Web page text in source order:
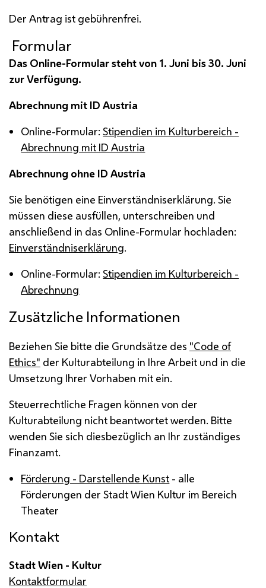
Der Antrag ist gebührenfrei.
Formular
Das Online-Formular steht von 1. Juni bis 30. Juni
zur Verfügung.
Abrechnung mit ID Austria
Online-Formular:Stipendien im Kulturbereich -
Abrechnung mit ID Austria
Abrechnung ohne ID Austria
Sie benötigen eine Einverständniserklärung. Sie
müssen diese ausfüllen, unterschreiben und
anschließend in das Online-Formular hochladen:
Einverständniserklärung.
Online-Formular:Stipendien im Kulturbereich -
Abrechnung
Zusätzliche Informationen
Beziehen Sie bitte die Grundsätze des "Code of
Ethics" der Kulturabteilung in Ihre Arbeit und in die
Umsetzung Ihrer Vorhaben mit ein.
Steuerrechtliche Fragen können von der
Kulturabteilung nicht beantwortet werden. Bitte
wenden Sie sich diesbezüglich an Ihr zuständiges
Finanzamt.
Förderung - Darstellende Kunst - alle
Förderungen der Stadt Wien Kultur im Bereich
Theater
Kontakt
Stadt Wien - Kultur
Kontaktformular